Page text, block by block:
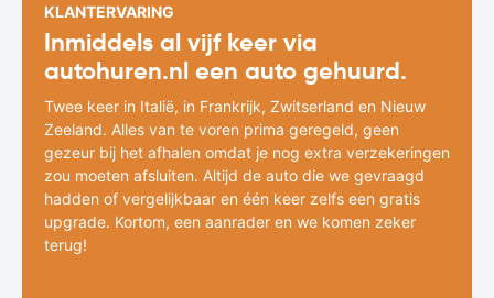
KLANTERVARING
Inmiddels al vijf keer via
autohuren.nl een auto gehuurd.
Twee keer in Italië, in Frankrijk, Zwitserland en Nieuw
Zeeland. Alles van te voren prima geregeld, geen
gezeur bij het afhalen omdat je nog extra verzekeringen
zou moeten afsluiten. Altijd de auto die we gevraagd
hadden of vergelijkbaar en één keer zelfs een gratis
upgrade. Kortom, een aanrader en we komen zeker
terug!